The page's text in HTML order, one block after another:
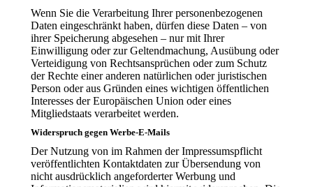
Wenn Sie die Verarbeitung Ihrer personenbezogenen
Daten eingeschränkt haben, dürfen diese Daten – von
ihrer Speicherung abgesehen – nur mit Ihrer
Einwilligung oder zur Geltendmachung, Ausübung oder
Verteidigung von Rechtsansprüchen oder zum Schutz
der Rechte einer anderen natürlichen oder juristischen
Person oder aus Gründen eines wichtigen öffentlichen
Interesses der Europäischen Union oder eines
Mitgliedstaats verarbeitet werden.
Widerspruch gegen Werbe-E-Mails
Der Nutzung von im Rahmen der Impressumspflicht
veröffentlichten Kontaktdaten zur Übersendung von
nicht ausdrücklich angeforderter Werbung und